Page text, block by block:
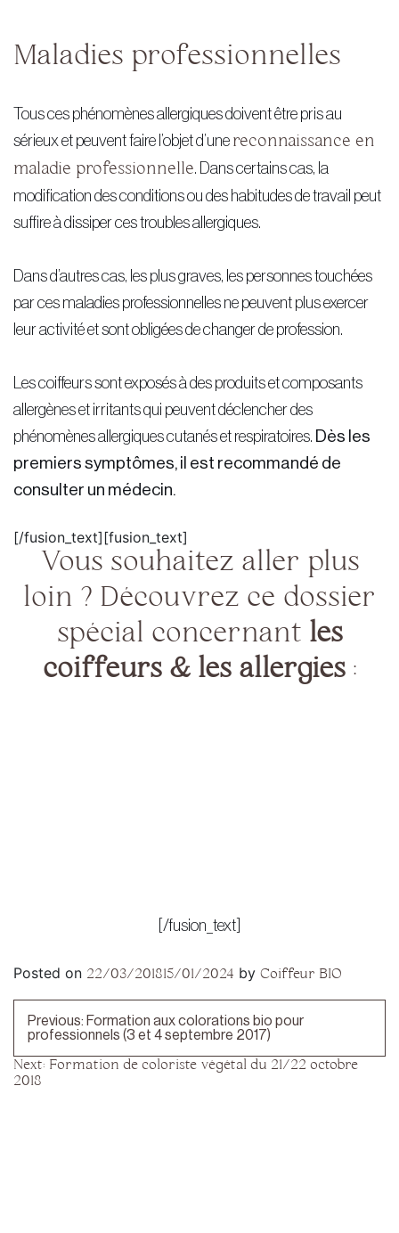
Maladies professionnelles
Tous ces phénomènes allergiques doivent être pris au
sérieux et peuvent faire l’objet d’une reconnaissance en
maladie professionnelle. Dans certains cas, la
modification des conditions ou des habitudes de travail peut
suffire à dissiper ces troubles allergiques.
Dans d’autres cas, les plus graves, les personnes touchées
par ces maladies professionnelles ne peuvent plus exercer
leur activité et sont obligées de changer de profession.
Les coiffeurs sont exposés à des produits et composants
allergènes et irritants qui peuvent déclencher des
phénomènes allergiques cutanés et respiratoires. Dès les
premiers symptômes, il est recommandé de
consulter un médecin.
[/fusion_text][fusion_text]
Vous souhaitez aller plus
loin ? Découvrez ce dossier
spécial concernant les
coiffeurs & les allergies:
[/fusion_text]
Posted on 22/03/201815/01/2024 by Coiffeur BIO
Navigation
de
l’article
Previous: Formation aux colorations bio pour
professionnels (3 et 4 septembre 2017)
Next: Formation de coloriste végétal du 21/22 octobre
2018